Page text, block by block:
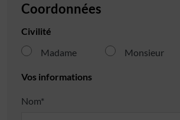
Coordonnées
Civilité
Madame
Monsieur
Vos informations
Nom*